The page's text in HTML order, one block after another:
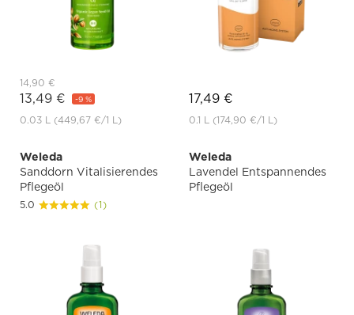
14,90 €
13,49 € -9 %
0.03 L (449,67 €/1 L)
17,49 €
0.1 L (174,90 €/1 L)
Weleda
Sanddorn Vitalisierendes
Pflegeöl
5.0 (1)
Weleda
Lavendel Entspannendes
Pflegeöl